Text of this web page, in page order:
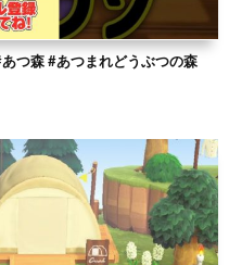
つ森 #あつまれどうぶつの森